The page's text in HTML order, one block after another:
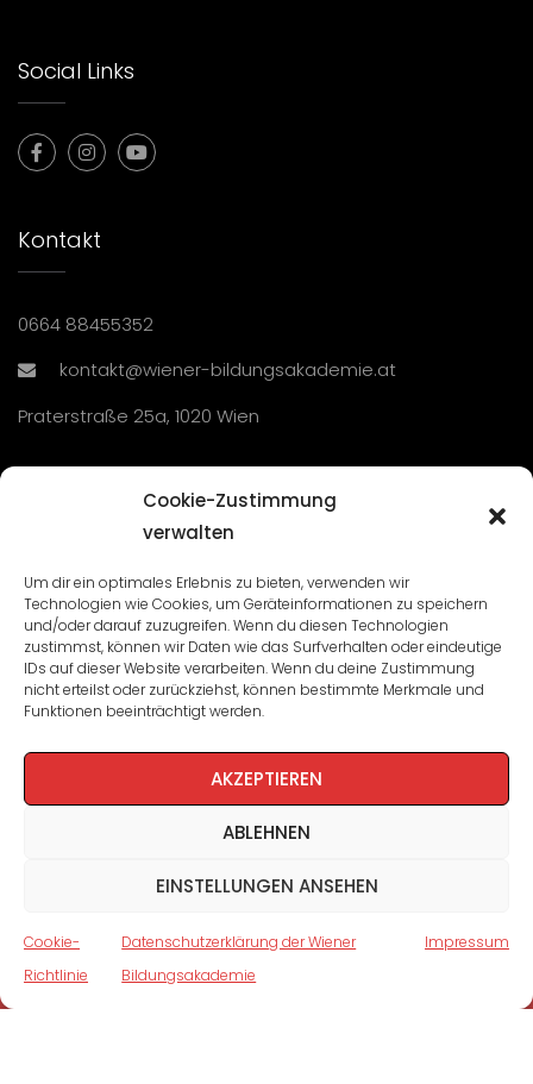
Cookie-Zustimmung
verwalten
Um dir ein optimales Erlebnis zu bieten, verwenden wir
Technologien wie Cookies, um Geräteinformationen zu speichern
und/oder darauf zuzugreifen. Wenn du diesen Technologien
zustimmst, können wir Daten wie das Surfverhalten oder eindeutige
IDs auf dieser Website verarbeiten. Wenn du deine Zustimmung
nicht erteilst oder zurückziehst, können bestimmte Merkmale und
Funktionen beeinträchtigt werden.
AKZEPTIEREN
ABLEHNEN
EINSTELLUNGEN ANSEHEN
Cookie-
Richtlinie
Datenschutzerklärung der Wiener
Bildungsakademie
Impressum
Social Links
Kontakt
0664 88455352
kontakt@wiener-bildungsakademie.at
Praterstraße 25a, 1020 Wien
Seminare und Veranstaltungen
Lehrgänge
WBA: Direktion und Team
Impressum/Datenschutz
Cookie-Richtlinie